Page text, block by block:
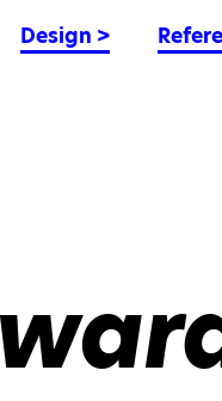
Design >